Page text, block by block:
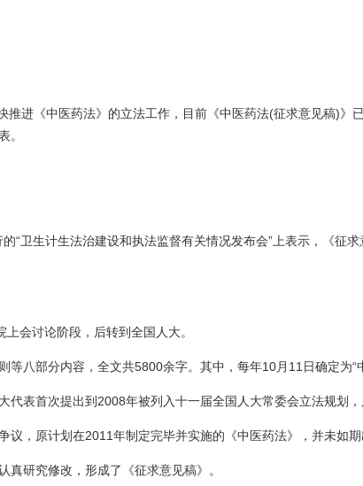
进《中医药法》的立法工作，目前《中医药法(征求意见稿)》
。
卫生计生法治建设和执法监督有关情况发布会”上表示，《征
会讨论阶段，后转到全国人大。
八部分内容，全文共5800余字。其中，每年10月11日确定为“
表首次提出到2008年被列入十一届全国人大常委会立法规划，
，原计划在2011年制定完毕并实施的《中医药法》，并未如期
研究修改，形成了《征求意见稿》。